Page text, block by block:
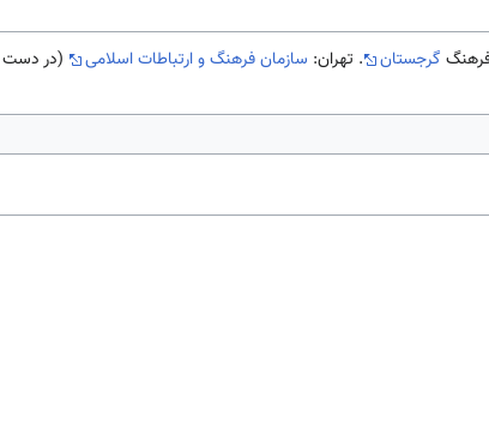
گرجستان . تهران: سازمان فرهنگ و ارتباطات اسلامی (در دست